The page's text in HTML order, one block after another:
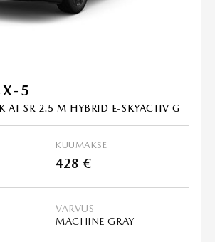
5
AT SR 2.5 M HYBRID E-SKYACTIV G
KUUMAKSE
428 €
VÄRVUS
MACHINE GRAY